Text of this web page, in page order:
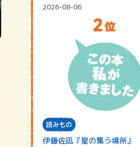
2026-08-06
読みもの
伊藤佐凪『星の集う場所』